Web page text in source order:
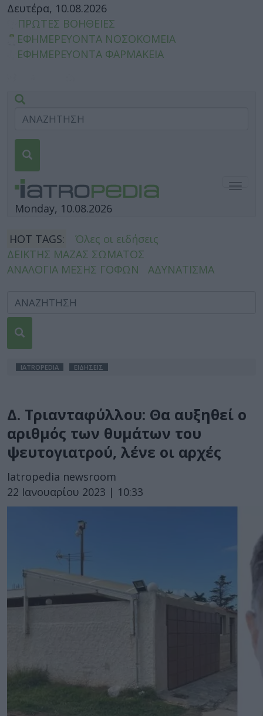
Δευτέρα, 10.08.2026
ΠΡΩΤΕΣ ΒΟΗΘΕΙΕΣ
ΕΦΗΜΕΡΕΥΟΝΤΑ ΝΟΣΟΚΟΜΕΙΑ
ΕΦΗΜΕΡΕΥΟΝΤΑ ΦΑΡΜΑΚΕΙΑ
Monday, 10.08.2026
HOT TAGS:
Όλες οι ειδήσεις
ΔΕΙΚΤΗΣ ΜΑΖΑΣ ΣΩΜΑΤΟΣ
ΑΝΑΛΟΓΙΑ ΜΕΣΗΣ ΓΟΦΩΝ
ΑΔΥΝΑΤΙΣΜΑ
IATROPEDIA ΕΙΔΗΣΕΙΣ
Δ. Τριανταφύλλου: Θα αυξηθεί ο
αριθμός των θυμάτων του
ψευτογιατρού, λένε οι αρχές
Iatropedia newsroom
22 Ιανουαρίου 2023 | 10:33